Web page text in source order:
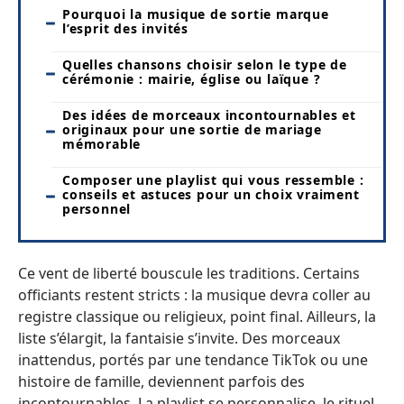
Pourquoi la musique de sortie marque
l’esprit des invités
Quelles chansons choisir selon le type de
cérémonie : mairie, église ou laïque ?
Des idées de morceaux incontournables et
originaux pour une sortie de mariage
mémorable
Composer une playlist qui vous ressemble :
conseils et astuces pour un choix vraiment
personnel
Ce vent de liberté bouscule les traditions. Certains
officiants restent stricts : la musique devra coller au
registre classique ou religieux, point final. Ailleurs, la
liste s’élargit, la fantaisie s’invite. Des morceaux
inattendus, portés par une tendance TikTok ou une
histoire de famille, deviennent parfois des